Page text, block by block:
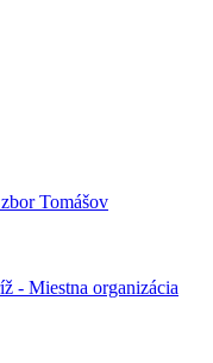
Tomášov
- Miestna organizácia